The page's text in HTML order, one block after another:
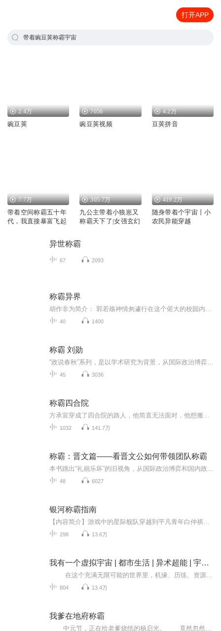
打开APP
带着豌豆荚称霸宇宙
2.4万
豌豆荚
7056
豌豆荚视频
4.2万
豆荚拼音
7.7万
带着空间称霸五十年
代，我直接暴富飞起
305.7万
九公主带着小狼崽又
称霸天下了|女强玄幻
419.2万
随身带着个宇宙丨小
农民异能穿越
异世称霸
67 2093
称霸异界
40 1400
称霸 刘勋
45 3036
称霸四合院
1032 141.7万
称霸：晋文篇——看晋文公如何带领团队称霸
48 6027
银河称霸指南
298 13.6万
我有一个虚拟宇宙 | 都市生活 | 异术超能 | 宇宙称霸 | 逆袭爽文
804 13.4万
我爹在地府称霸